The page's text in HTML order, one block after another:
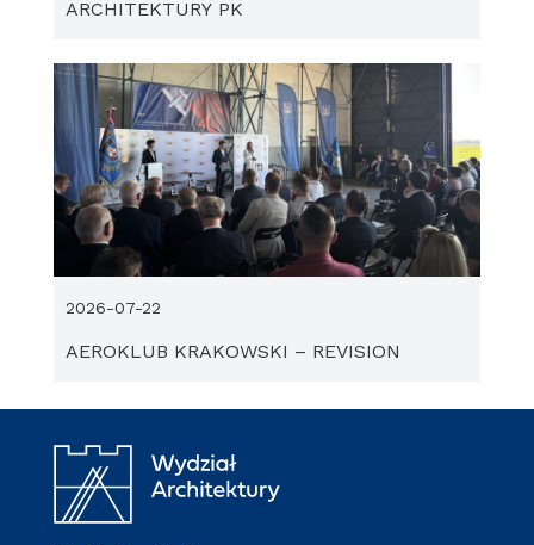
ARCHITEKTURY PK
AEROKLUB KRAKOWSKI – REVISION
2026-07-22